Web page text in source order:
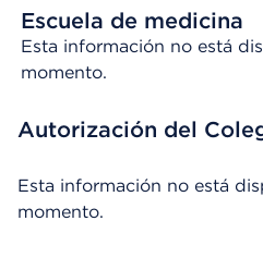
Escuela de medicina
Esta información no está
momento.
Autorización del
Esta información no está
momento.